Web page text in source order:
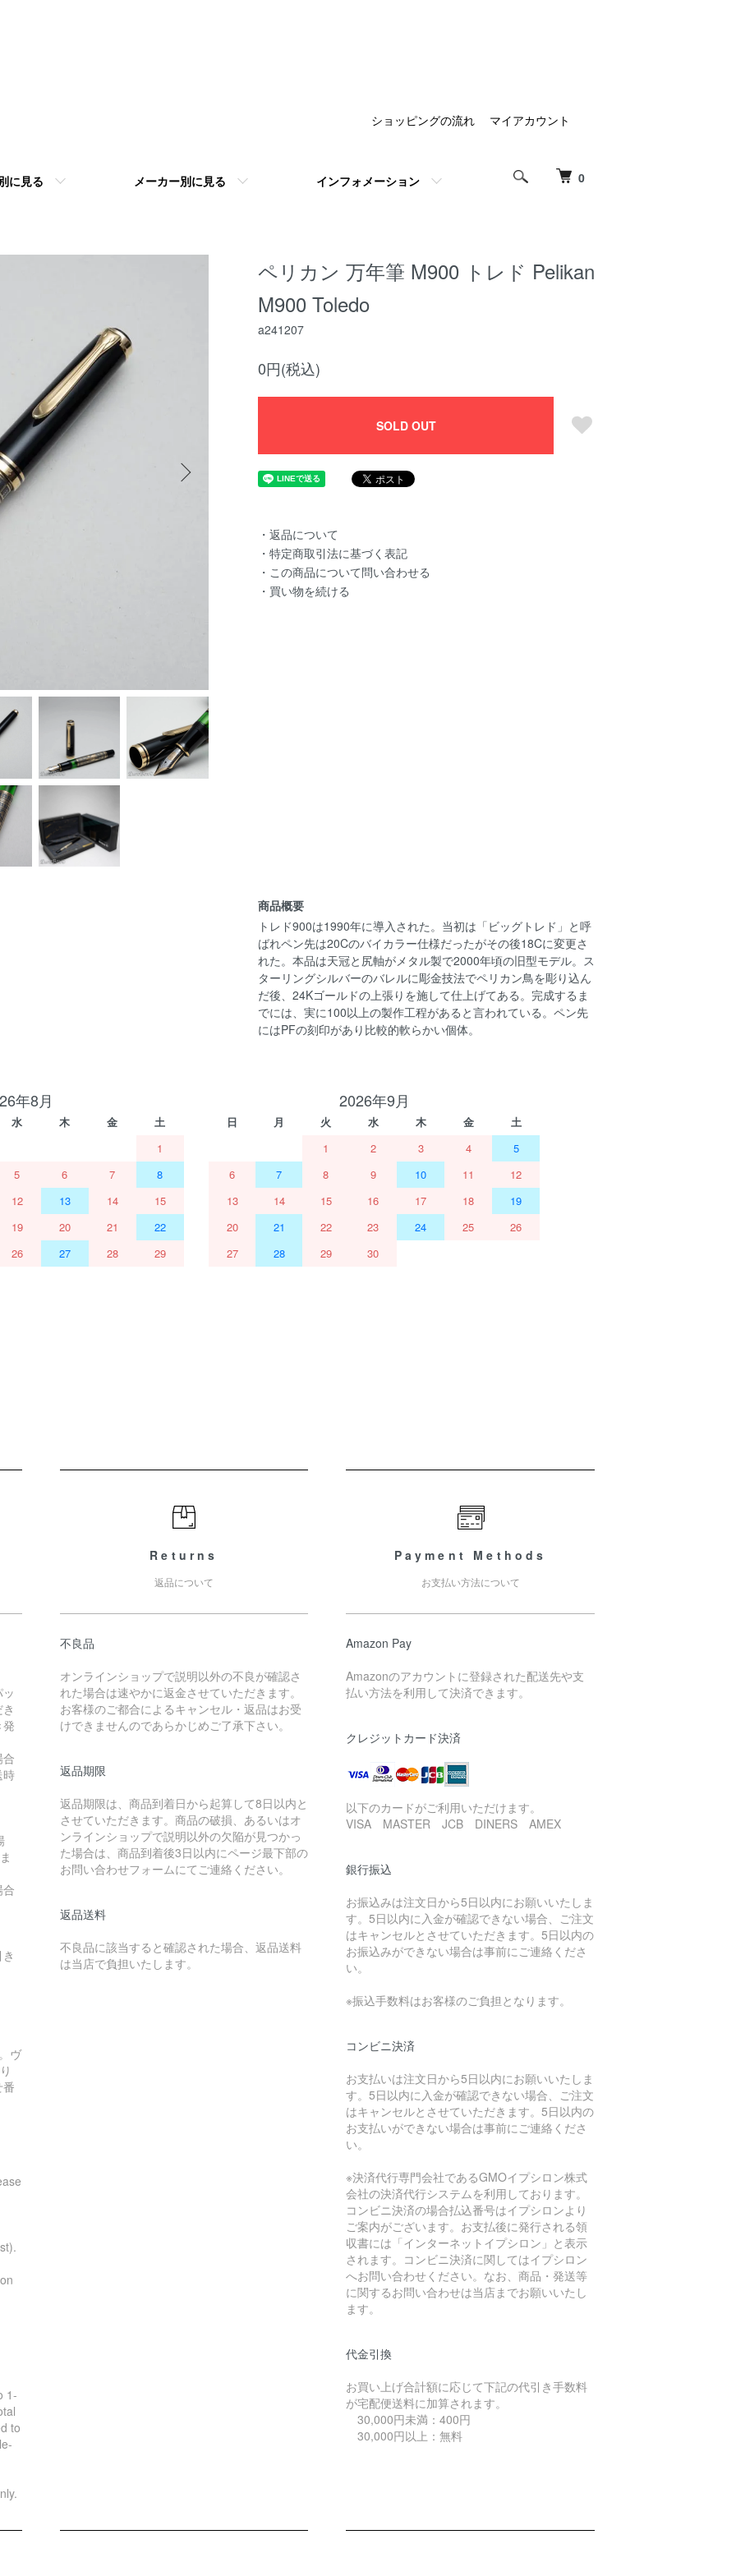
0
に見る メーカー別に見る インフォメーション
ショッピングの流れ マイアカウント
ペリカン 万年筆 M900 トレド Pelikan
M900 Toledo
a241207
0円(税込)
SOLD OUT
・返品について
・特定商取引法に基づく表記
・この商品について問い合わせる
・買い物を続ける
商品概要
トレド900は1990年に導入された。当初は「ビッグトレド」と呼
ばれペン先は20Cのバイカラー仕様だったがその後18Cに変更さ
れた。本品は天冠と尻軸がメタル製で2000年頃の旧型モデル。ス
ターリングシルバーのバレルに彫金技法でペリカン鳥を彫り込ん
だ後、24Kゴールドの上張りを施して仕上げてある。完成するま
でには、実に100以上の製作工程があると言われている。ペン先
にはPFの刻印があり比較的軟らかい個体。
年8月
水 木 金
土
1
5
6 7
8
12
13 14
15
19
20 21
22
26
27 28 29
2026年9月
日 月 火 水 木 金
土
1
2 3 4
5
6
7 8 9 10 11
12
13
14 15 16 17 18
19
20
21 22 23 24 25
26
27
28 29 30
時
ヴ
1-
to
Returns
返品について
不良品
オンラインショップで説明以外の不良が確認さ
れた場合は速やかに返金させていただきます。
お客様のご都合によるキャンセル・返品はお受
けできませんのであらかじめご了承下さい。
返品期限
返品期限は、商品到着日から起算して8日以内と
させていただきます。商品の破損、あるいはオ
ンラインショップで説明以外の欠陥が見つかっ
た場合は、商品到着後3日以内にページ最下部の
お問い合わせフォームにてご連絡ください。
返品送料
不良品に該当すると確認された場合、返品送料
は当店で負担いたします。
Payment Methods
お支払い方法について
Amazon Pay
Amazonのアカウントに登録された配送先や支
払い方法を利用して決済できます。
クレジットカード決済
以下のカードがご利用いただけます。
VISA MASTER JCB DINERS AMEX
銀行振込
お振込みは注文日から5日以内にお願いいたしま
す。5日以内に入金が確認できない場合、ご注文
はキャンセルとさせていただきます。5日以内の
お振込みができない場合は事前にご連絡くださ
い。
※振込手数料はお客様のご負担となります。
コンビニ決済
お支払いは注文日から5日以内にお願いいたしま
す。5日以内に入金が確認できない場合、ご注文
はキャンセルとさせていただきます。5日以内の
お支払いができない場合は事前にご連絡くださ
い。
※決済代行専門会社であるGMOイプシロン株式
会社の決済代行システムを利用しております。
コンビニ決済の場合払込番号はイプシロンより
ご案内がございます。お支払後に発行される領
収書には「インターネットイプシロン」と表示
されます。コンビニ決済に関してはイプシロン
へお問い合わせください。なお、商品・発送等
に関するお問い合わせは当店までお願いいたし
ます。
代金引換
お買い上げ合計額に応じて下記の代引き手数料
が宅配便送料に加算されます。
30,000円未満：400円
30,000円以上：無料